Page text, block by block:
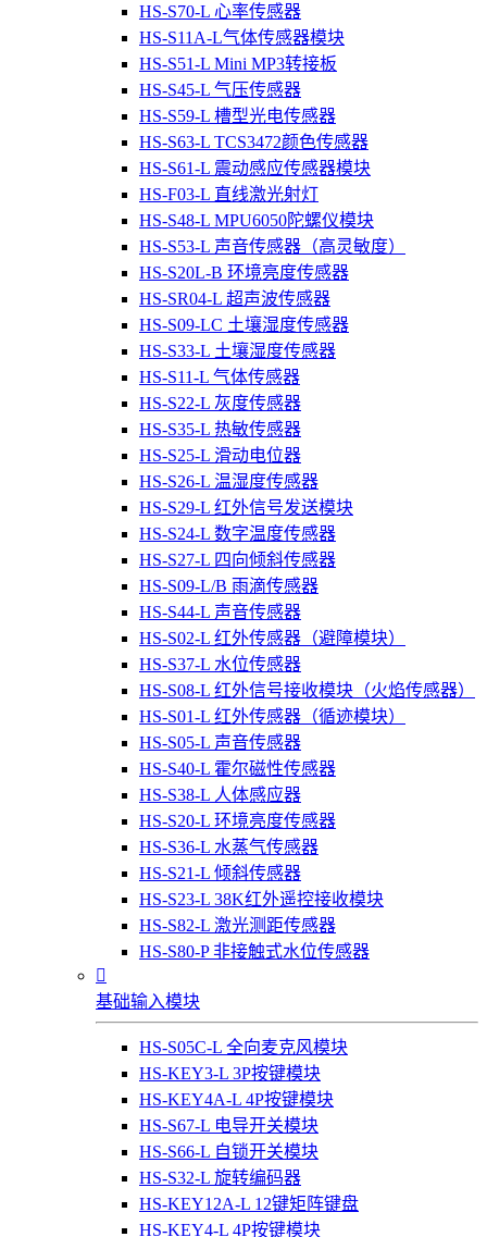
HS-S70-L 心率传感器
HS-S11A-L气体传感器模块
HS-S51-L Mini MP3转接板
HS-S45-L 气压传感器
HS-S59-L 槽型光电传感器
HS-S63-L TCS3472颜色传感器
HS-S61-L 震动感应传感器模块
HS-F03-L 直线激光射灯
HS-S48-L MPU6050陀螺仪模块
HS-S53-L 声音传感器（高灵敏度）
HS-S20L-B 环境亮度传感器
HS-SR04-L 超声波传感器
HS-S09-LC 土壤湿度传感器
HS-S33-L 土壤湿度传感器
HS-S11-L 气体传感器
HS-S22-L 灰度传感器
HS-S35-L 热敏传感器
HS-S25-L 滑动电位器
HS-S26-L 温湿度传感器
HS-S29-L 红外信号发送模块
HS-S24-L 数字温度传感器
HS-S27-L 四向倾斜传感器
HS-S09-L/B 雨滴传感器
HS-S44-L 声音传感器
HS-S02-L 红外传感器（避障模块）
HS-S37-L 水位传感器
HS-S08-L 红外信号接收模块（火焰传感器）
HS-S01-L 红外传感器（循迹模块）
HS-S05-L 声音传感器
HS-S40-L 霍尔磁性传感器
HS-S38-L 人体感应器
HS-S20-L 环境亮度传感器
HS-S36-L 水蒸气传感器
HS-S21-L 倾斜传感器
HS-S23-L 38K红外遥控接收模块
HS-S82-L 激光测距传感器
HS-S80-P 非接触式水位传感器

基础输入模块
HS-S05C-L 全向麦克风模块
HS-KEY3-L 3P按键模块
HS-KEY4A-L 4P按键模块
HS-S67-L 电导开关模块
HS-S66-L 自锁开关模块
HS-S32-L 旋转编码器
HS-KEY12A-L 12键矩阵键盘
HS-KEY4-L 4P按键模块